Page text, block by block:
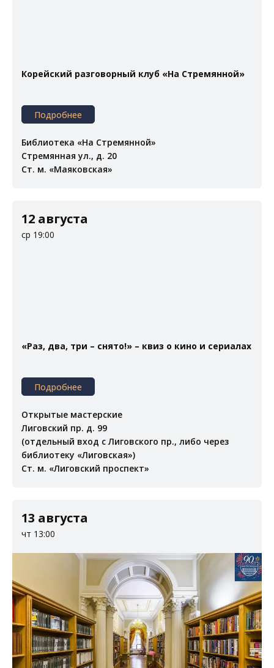
Корейский разговорный клуб «На Стремянной»
Подробнее
Библиотека «На Стремянной»
Стремянная ул., д. 20
Ст. м. «Маяковская»
12 августа
ср 19:00
«Раз, два, три – снято!» – квиз о кино и сериалах
Подробнее
Открытые мастерские
Лиговский пр. д. 99
(отдельный вход с Лиговского пр., либо через
библиотеку «Лиговская»)
Ст. м. «Лиговский проспект»
13 августа
чт 13:00